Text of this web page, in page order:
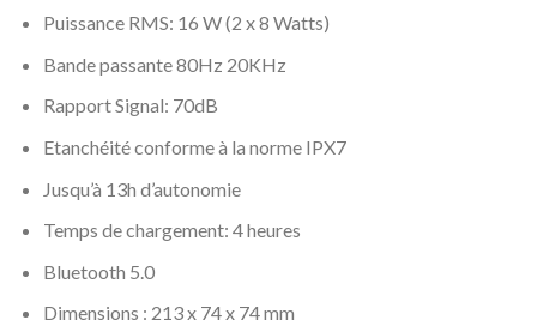
Puissance RMS: 16 W (2 x 8 Watts)
Bande passante 80Hz 20KHz
Rapport Signal: 70dB
Etanchéité conforme à la norme IPX7
Jusqu’à 13h d’autonomie
Temps de chargement: 4 heures
Bluetooth 5.0
Dimensions : 213 x 74 x 74 mm